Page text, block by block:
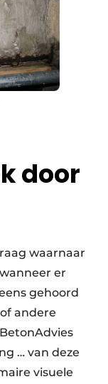
door
waarnaar
er
gehoord
andere
… van deze
visuele